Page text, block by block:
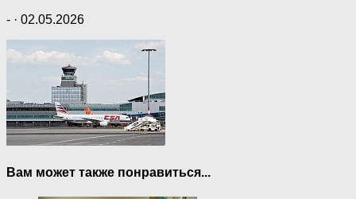
- · 02.05.2026
Вам может также понравиться...